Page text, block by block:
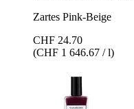
Zartes Pink-Beige
CHF 24.70
(CHF 1 646.67 / l)